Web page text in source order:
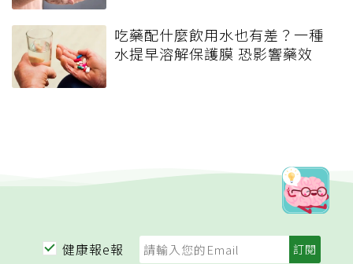
吃藥配什麼飲用水也有差？一種
水提早溶解保護膜 恐影響藥效
健康報e報